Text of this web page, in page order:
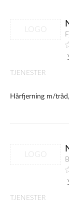
TJENESTER
Hårfjerning m/
TJENESTER